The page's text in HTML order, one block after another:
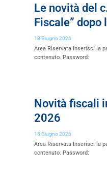
Le novità del
Fiscale” dopo
18 Giugno 2026
Area Riservata Inserisci la
contenuto. Password:
Novità fiscali
2026
18 Giugno 2026
Area Riservata Inserisci la
contenuto. Password: